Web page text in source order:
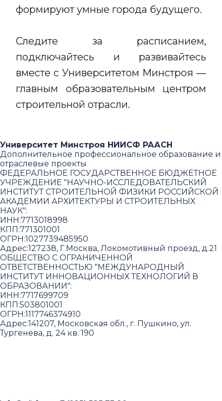
формируют умные города будущего.
Следите за расписанием,
подключайтесь и развивайтесь
вместе с Университетом Минстроя —
главным образовательным центром
строительной отрасли.
Университет Минстроя НИИСФ РААСН
Дополнительное профессиональное образование и
отраслевые проекты
ФЕДЕРАЛЬНОЕ ГОСУДАРСТВЕННОЕ БЮДЖЕТНОЕ
УЧРЕЖДЕНИЕ "НАУЧНО-ИССЛЕДОВАТЕЛЬСКИЙ
ИНСТИТУТ СТРОИТЕЛЬНОЙ ФИЗИКИ РОССИЙСКОЙ
АКАДЕМИИ АРХИТЕКТУРЫ И СТРОИТЕЛЬНЫХ
НАУК":
ИНН:7713018998
КПП:771301001
ОГРН:1027739485950
Адрес:127238, Г.Москва, Локомотивный проезд, д.21
ОБЩЕСТВО С ОГРАНИЧЕННОЙ
ОТВЕТСТВЕННОСТЬЮ "МЕЖДУНАРОДНЫЙ
ИНСТИТУТ ИННОВАЦИОННЫХ ТЕХНОЛОГИЙ В
ОБРАЗОВАНИИ":
ИНН:7717699709
КПП:503801001
ОГРН:1117746374910
Адрес:141207, Московская обл., г. Пушкино, ул.
Тургенева, д. 24 кв. 190